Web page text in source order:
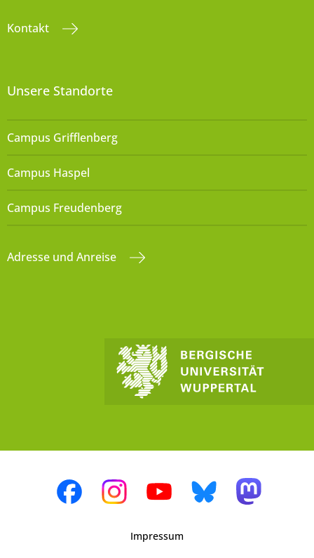
Kontakt
Unsere Standorte
Campus Grifflenberg
Campus Haspel
Campus Freudenberg
Adresse und Anreise
Impressum